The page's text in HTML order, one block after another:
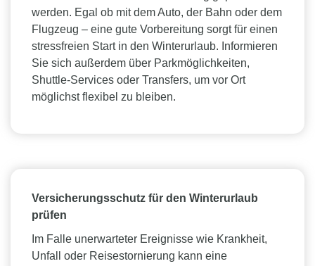
werden. Egal ob mit dem Auto, der Bahn oder dem
Flugzeug – eine gute Vorbereitung sorgt für einen
stressfreien Start in den Winterurlaub. Informieren
Sie sich außerdem über Parkmöglichkeiten,
Shuttle-Services oder Transfers, um vor Ort
möglichst flexibel zu bleiben.
Versicherungsschutz für den Winterurlaub
prüfen
Im Falle unerwarteter Ereignisse wie Krankheit,
Unfall oder Reisestornierung kann eine